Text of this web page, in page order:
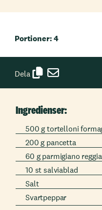
Portioner: 4
Dela
Ingredienser:
500 g tortelloni
200 g pancetta
60 g parmigiano
10 st salviablad
Salt
Svartpeppar